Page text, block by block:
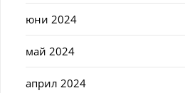
юни 2024
май 2024
април 2024